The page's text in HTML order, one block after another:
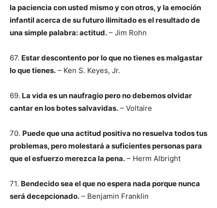
la paciencia con usted mismo y con otros, y la emoción
infantil acerca de su futuro ilimitado es el resultado de
una simple palabra: actitud. – Jim Rohn
67. Estar descontento por lo que no tienes es malgastar
lo que tienes. – Ken S. Keyes, Jr.
69. La vida es un naufragio pero no debemos olvidar
cantar en los botes salvavidas. – Voltaire
70. Puede que una actitud positiva no resuelva todos tus
problemas, pero molestará a suficientes personas para
que el esfuerzo merezca la pena. – Herm Albright
71. Bendecido sea el que no espera nada porque nunca
será decepcionado. – Benjamin Franklin